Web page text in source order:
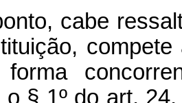
cabe
forma
§ 1º do art.